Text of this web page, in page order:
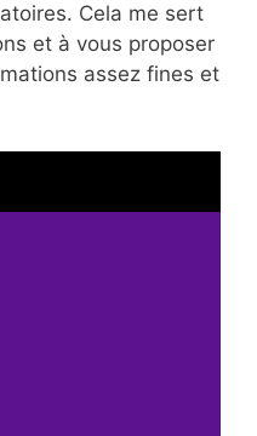
Cela me sert
et à vous proposer
assez fines et